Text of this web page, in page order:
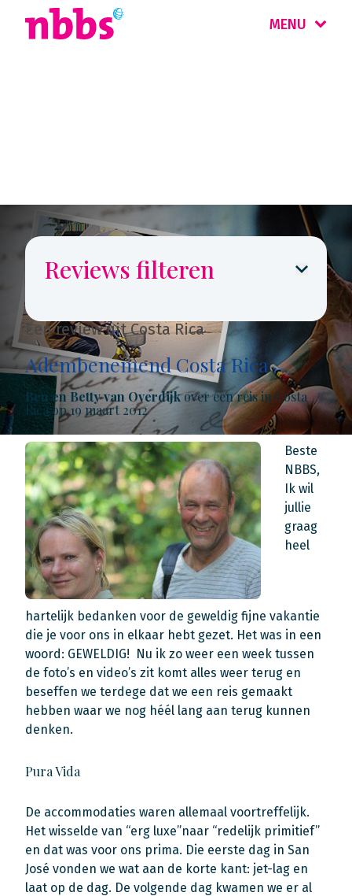
MENU
Reviews filteren
Een review uit Costa Rica
Adembenemend Costa Rica
Ben en Betty van Overdijkover een reis in Costa
Rica op 19 maart 2012
Beste
NBBS,
Ik wil
jullie
graag
heel
hartelijk bedanken voor de geweldig fijne vakantie
die je voor ons in elkaar hebt gezet. Het was in een
woord: GEWELDIG! Nu ik zo weer een week tussen
de foto’s en video’s zit komt alles weer terug en
beseffen we terdege dat we een reis gemaakt
hebben waar we nog héél lang aan terug kunnen
denken.
Pura Vida
De accommodaties waren allemaal voortreffelijk.
Het wisselde van “erg luxe”naar “redelijk primitief”
en dat was voor ons prima. Die eerste dag in San
José vonden we wat aan de korte kant: jet-lag en
laat op de dag. De volgende dag kwamen we er al